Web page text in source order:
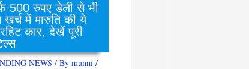
500 रुपए डेली से भी
में मारुति की ये
कार, देखें पूरी
NEWS / By munni /